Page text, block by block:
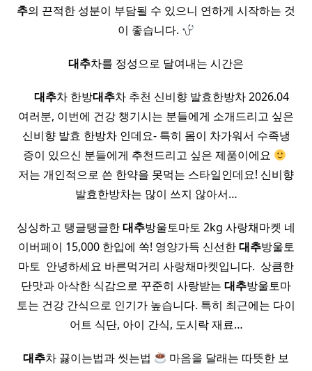
추의 끈적한 성분이 부담될 수 있으니 연하게 시작하는 것
이 좋습니다.
대추차를 정성으로 달여내는 시간은
대추차 한방대추차 추천 신비향 발효한방차 2026.04
여러분, 이번에 건강 챙기시는 분들에게 소개드리고 싶은
신비향 발효 한방차 인데요- 특히 몸이 차가워서 수족냉
증이 있으신 분들에게 추천드리고 싶은 제품이에요
저는 개인적으로 쓴 한약을 못먹는 스타일인데요! 신비향
발효한방차는 많이 쓰지 않아서…
싱싱하고 탱글탱글한대추방울토마토 2kg 사랑채마켓 네
이버페이 15,000 한입에 쏙! 영양가득 신선한대추방울토
마토 ​ 안녕하세요 바른먹거리 사랑채마켓입니다. ​ 상큼한
단맛과 아삭한 식감으로 꾸준히 사랑받는 대추방울토마
토는 건강 간식으로 인기가 높습니다. 특히 최근에는 다이
어트 식단, 아이 간식, 도시락 재료…
대추차 끓이는법과 씻는법
마음을 달래는 따뜻한 보